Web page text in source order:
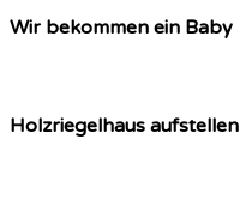
Wir bekommen ein Baby
Holzriegelhaus aufstellen